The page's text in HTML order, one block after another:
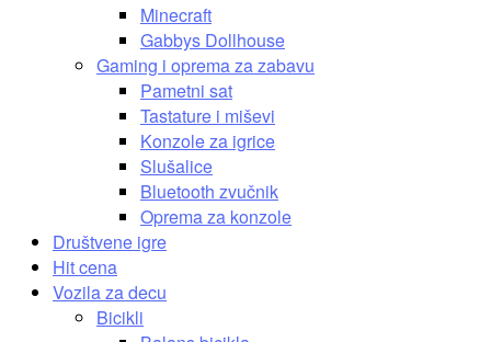
Minecraft
Gabbys Dollhouse
Gaming i oprema za zabavu
Pametni sat
Tastature i miševi
Konzole za igrice
Slušalice
Bluetooth zvučnik
Oprema za konzole
Društvene igre
Hit cena
Vozila za decu
Bicikli